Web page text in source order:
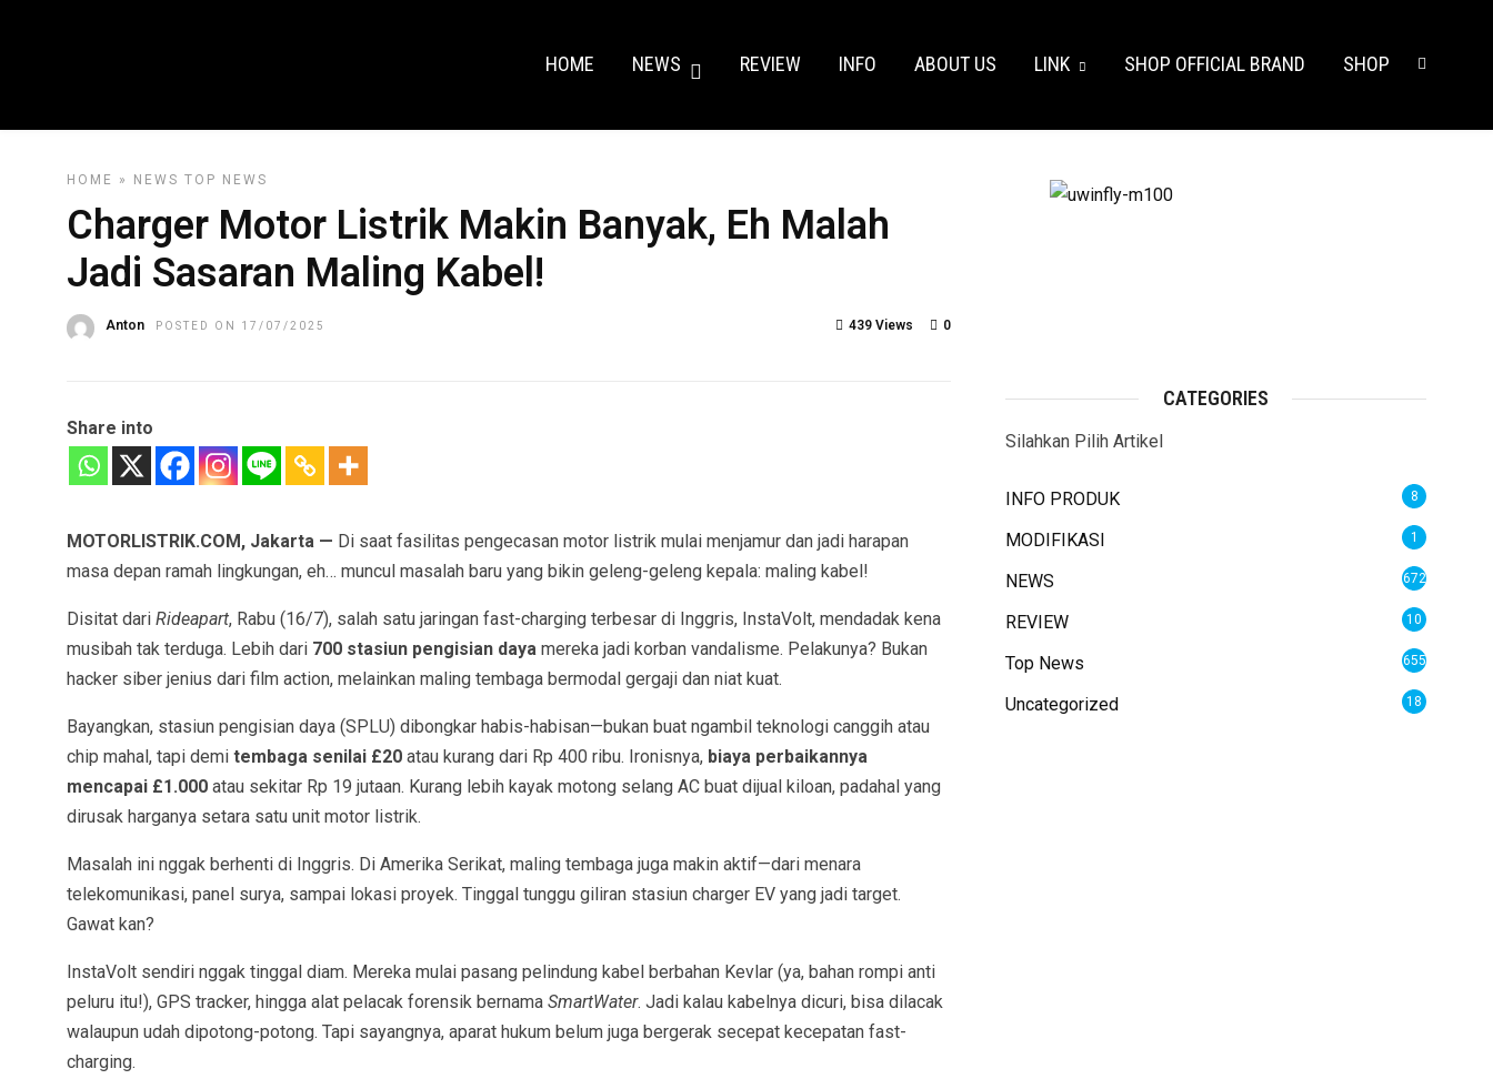
HOME NEWS REVIEW INFO ABOUT US LINK SHOP OFFICIAL BRAND SHOP
HOME » NEWS TOP NEWS
Charger Motor Listrik Makin Banyak, Eh Malah
Jadi Sasaran Maling Kabel!
Anton POSTED ON 17/07/2025 0
439 Views
Share into
MOTORLISTRIK.COM, Jakarta — Di saat fasilitas pengecasan motor listrik mulai menjamur dan jadi harapan
masa depan ramah lingkungan, eh… muncul masalah baru yang bikin geleng-geleng kepala: maling kabel!
Disitat dari Rideapart, Rabu (16/7), salah satu jaringan fast-charging terbesar di Inggris, InstaVolt, mendadak kena
musibah tak terduga. Lebih dari 700 stasiun pengisian daya mereka jadi korban vandalisme. Pelakunya? Bukan
hacker siber jenius dari film action, melainkan maling tembaga bermodal gergaji dan niat kuat.
Bayangkan, stasiun pengisian daya (SPLU) dibongkar habis-habisan—bukan buat ngambil teknologi canggih atau
chip mahal, tapi demi tembaga senilai £20 atau kurang dari Rp 400 ribu. Ironisnya, biaya perbaikannya
mencapai £1.000 atau sekitar Rp 19 jutaan. Kurang lebih kayak motong selang AC buat dijual kiloan, padahal yang
dirusak harganya setara satu unit motor listrik.
Masalah ini nggak berhenti di Inggris. Di Amerika Serikat, maling tembaga juga makin aktif—dari menara
telekomunikasi, panel surya, sampai lokasi proyek. Tinggal tunggu giliran stasiun charger EV yang jadi target.
Gawat kan?
InstaVolt sendiri nggak tinggal diam. Mereka mulai pasang pelindung kabel berbahan Kevlar (ya, bahan rompi anti
peluru itu!), GPS tracker, hingga alat pelacak forensik bernama SmartWater. Jadi kalau kabelnya dicuri, bisa dilacak
walaupun udah dipotong-potong. Tapi sayangnya, aparat hukum belum juga bergerak secepat kecepatan fast-
charging.
CATEGORIES
Silahkan Pilih Artikel
INFO PRODUK 8
MODIFIKASI 1
NEWS 672
REVIEW 10
Top News 655
Uncategorized 18